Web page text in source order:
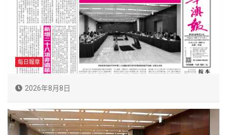
每日報章
2026年8月8日